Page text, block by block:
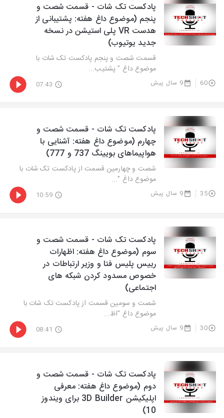
پادکست تک شات - قسمت شصت و
پنجم (موضوع داغ هفته: پشتیبانی از
هدست VR پلی استیشن در نسخه
جدید یوتیوب)
قسمت شصت و پنجم پادکست تک شات با
موضوع داغ " پشتیب...
60 9 سال پیش 07:43
پادکست تک شات - قسمت شصت و
چهارم (موضوع داغ هفته: آشنایی با
هواپیماهای بویینگ 737 و 777)
شصت و چهارمین قسمت از پادکست تک شات با
موضوع داغ "...
35 9 سال پیش 10:59
پادکست تک شات - قسمت شصت و
سوم (موضوع داغ هفته: اظهارات
رییس پلیس فتا و وزیر ارتباطات در
خصوص مسدود کردن شبکه های
اجتماعی)
شصت و سومین قسمت از پادکست تک شات با
موضوع داغ "اظ...
30 9 سال پیش 08:41
پادکست تک شات - قسمت شصت و
دوم (موضوع داغ هفته: معرفی
اپلیکیشن 3D Builder برای ویندوز
10)